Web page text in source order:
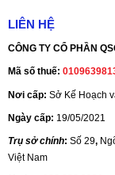
LIÊN HỆ
CÔNG TY CỔ PHẦN
Mã số thuế:
Nơi cấp: Sở Kế Hoạch
Ngày cấp: 19/05/2021
Trụ sở chính: Số 29,
Việt Nam